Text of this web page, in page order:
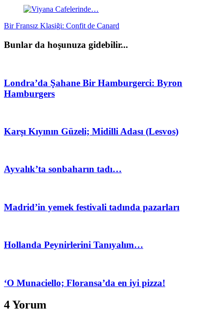
Bir Fransız Klasiği: Confit de Canard
Bunlar da hoşunuza gidebilir...
Londra’da Şahane Bir Hamburgerci: Byron
Hamburgers
Karşı Kıyının Güzeli; Midilli Adası (Lesvos)
Ayvalık’ta sonbaharın tadı…
Madrid’in yemek festivali tadında pazarları
Hollanda Peynirlerini Tanıyalım…
‘O Munaciello; Floransa’da en iyi pizza!
4 Yorum